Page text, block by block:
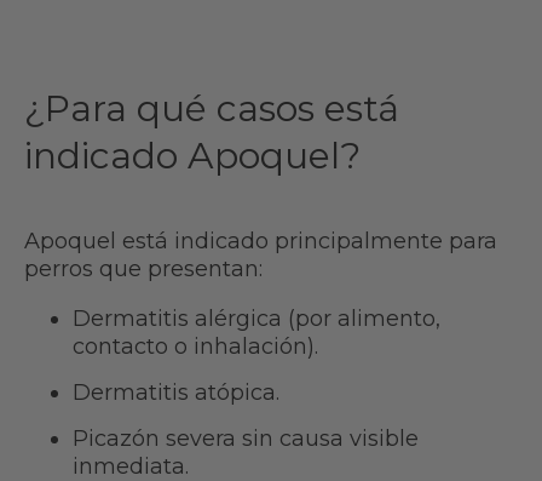
¿Para qué casos está
indicado Apoquel?
Apoquel está indicado principalmente para
perros que presentan:
Dermatitis alérgica (por alimento,
contacto o inhalación).
Dermatitis atópica.
Picazón severa sin causa visible
inmediata.